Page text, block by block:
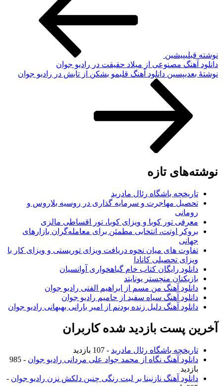
نوشته قبلیپیشین
دانلود آهنگ مصنوعی از میلاد حقیقت در رادیو جوان
نوشته‌ٔ بعدیپسین دانلود آهنگ قلبمو بشکن از تابش در رادیو جوان
نوشته‌های تازه
تاریخچه باشگاه رئال مادرید
تحصیل مهاجرت و سرمایه گذاری در روسیه بلاروس و
رومانی
معرفی تور کوبا و ویزای کوبا، تور اقساطی مالزی
بروکر اوتت، انتخابی مطمئن برای معامله‌گران بازارهای
جهانی
تفاوت های میان نحوه دریافت ویزای توریستی و ویزای کار با
ویزای تحصیلی کانادا
دانلود رایگان کتاب خام گیاهخواری آوانسیان
بازیکنان منچستر یونایتد
دانلود آهنگ من مسم از ابراهیم الفتی رادیو جوان
دانلود آهنگ سیاه سفید از حامیم رادیو جوان
دانلود آهنگ دلیل زنده بودنم از امیر بارانی بهبهانی رادیو جوان
آخرین پست بازدید شده کاربران
تاریخچه باشگاه رئال مادرید - 107 بازدید
دانلود آهنگ نگاه از محمد جواد علی مردانی رادیو جوان
- 985
بازدید
دانلود آهنگ نازنینا بر لبت رنگی چنین دلکش نزن رادیو جوان -